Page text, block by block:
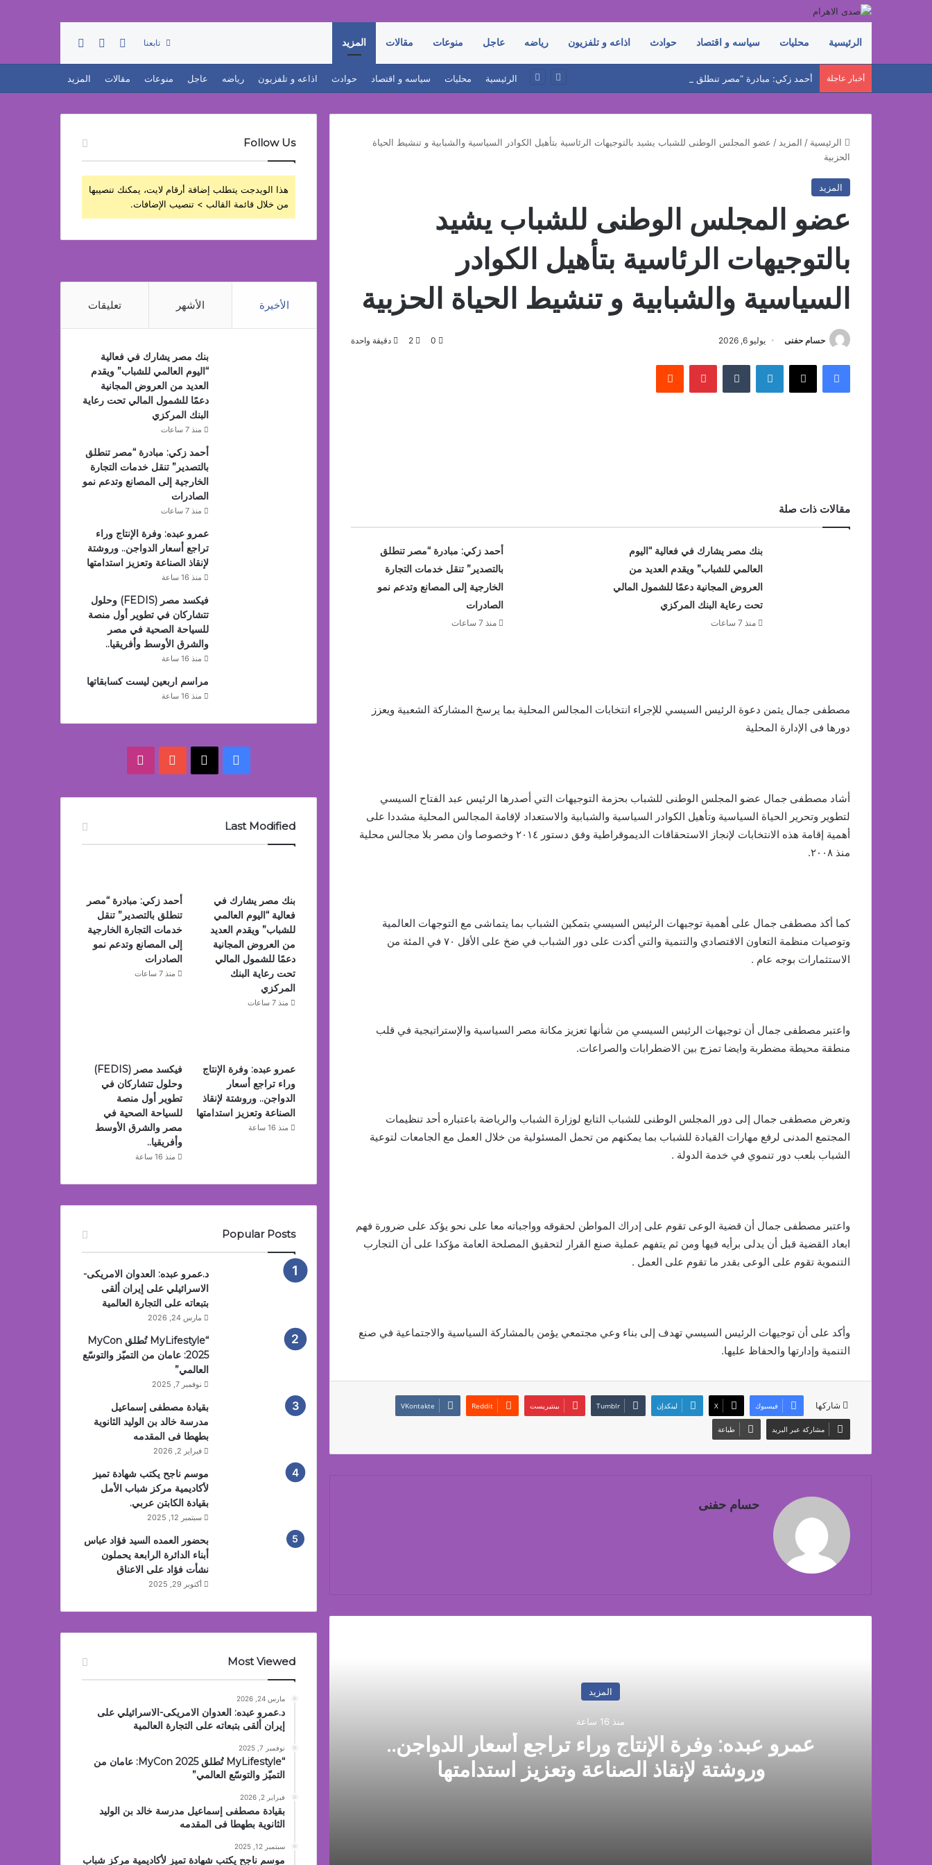
الرئيسية محليات سياسه و اقتصاد حوادث اذاعه و تلفزيون رياضه عاجل منوعات مقالات المزيد تابعنا تسجيل الدخول
إضافة عمود جانبي
أخبار عاجلة الرئيسية محليات سياسه و اقتصاد حوادث اذاعه و تلفزيون رياضه عاجل منوعات مقالات المزيد
الرئيسية / المزيد / عضو المجلس الوطنى للشباب يشيد بالتوجيهات الرئاسية بتأهيل الكوادر السياسية والشبابية و تنشيط الحياة
الحزبية
المزيد
عضو المجلس الوطنى للشباب يشيد
بالتوجيهات الرئاسية بتأهيل الكوادر
السياسية والشبابية و تنشيط الحياة الحزبية
حسام حفنى يوليو 6, 2026 0
2 دقيقة واحدة
فيسبوك ‫X لينكدإن بينتيريست
مقالات ذات صلة
بنك مصر يشارك في فعالية “اليوم
العالمي للشباب” ويقدم العديد من
العروض المجانية دعمًا للشمول المالي
تحت رعاية البنك المركزي
منذ 7 ساعات
أحمد زكي: مبادرة “مصر تنطلق
بالتصدير” تنقل خدمات التجارة
الخارجية إلى المصانع وتدعم نمو
الصادرات
منذ 7 ساعات
مصطفى جمال يثمن دعوة الرئيس السيسي للإجراء انتخابات المجالس المحلية بما يرسخ المشاركة الشعبية ويعزز
دورها فى الإدارة المحلية
أشاد مصطفى جمال عضو المجلس الوطنى للشباب بحزمة التوجيهات التي أصدرها الرئيس عبد الفتاح السيسي
لتطوير وتحرير الحياة السياسية وتأهيل الكوادر السياسية والشبابية والاستعداد لإقامة المجالس المحلية مشددا على
أهمية إقامة هذه الانتخابات لإنجاز الاستحقاقات الديموقراطية وفق دستور ٢٠١٤ وخصوصا وان مصر بلا مجالس محلية
منذ ٢٠٠٨.
كما أكد مصطفى جمال على أهمية توجيهات الرئيس السيسي بتمكين الشباب بما يتماشى مع التوجهات العالمية
وتوصيات منظمة التعاون الاقتصادي والتنمية والتي أكدت على دور الشباب في ضخ على الأقل ٧٠ في المئة من
الاستثمارات بوجه عام .
واعتبر مصطفى جمال أن توجيهات الرئيس السيسي من شأنها تعزيز مكانة مصر السياسية والإستراتيجية في قلب
منطقة محيطة مضطربة وايضا تمزج بين الاضطرابات والصراعات.
وتعرض مصطفى جمال إلى دور المجلس الوطنى للشباب التابع لوزارة الشباب والرياضة باعتباره أحد تنظيمات
المجتمع المدنى لرفع مهارات القيادة للشباب بما يمكنهم من تحمل المسئولية من خلال العمل مع الجامعات لتوعية
الشباب بلعب دور تنموي في خدمة الدولة .
واعتبر مصطفى جمال أن قضية الوعى تقوم على إدراك المواطن لحقوقه وواجباته معا على نحو يؤكد على ضرورة فهم
ابعاد القضية قبل أن يدلى برأيه فيها ومن ثم يتفهم عملية صنع القرار لتحقيق المصلحة العامة مؤكدا على أن التجارب
التنموية تقوم على الوعى بقدر ما تقوم على العمل .
وأكد على أن توجيهات الرئيس السيسي تهدف إلى بناء وعي مجتمعي يؤمن بالمشاركة السياسية والاجتماعية في صنع
التنمية وإدارتها والحفاظ عليها.
شاركها فيسبوك ‫X لينكدإن بينتيريست
مشاركة عبر البريد طباعة
حسام حفنى
المزيد
منذ 16 ساعة
عمرو عبده: وفرة الإنتاج وراء تراجع أسعار الدواجن..
وروشتة لإنقاذ الصناعة وتعزيز استدامتها
Follow Us
هذا الويدجت يتطلب إضافة أرقام لايت، يمكنك تنصيبها
من خلال قائمة القالب > تنصيب الإضافات.
الأخيرة الأشهر تعليقات
بنك مصر يشارك في فعالية
“اليوم العالمي للشباب” ويقدم
العديد من العروض المجانية
دعمًا للشمول المالي تحت رعاية
البنك المركزي
منذ 7 ساعات
أحمد زكي: مبادرة “مصر تنطلق
بالتصدير” تنقل خدمات التجارة
الخارجية إلى المصانع وتدعم نمو
الصادرات
منذ 7 ساعات
عمرو عبده: وفرة الإنتاج وراء
تراجع أسعار الدواجن.. وروشتة
لإنقاذ الصناعة وتعزيز استدامتها
منذ 16 ساعة
فيكسد مصر (FEDIS) وحلول
تتشاركان في تطوير أول منصة
للسياحة الصحية في مصر
والشرق الأوسط وأفريقيا..
منذ 16 ساعة
مراسم اربعين ليست كسابقاتها
منذ 16 ساعة
فيسبوك
‫X
‫YouTubeانستقرام
Last Modified
بنك مصر يشارك في
فعالية “اليوم العالمي
للشباب” ويقدم العديد
من العروض المجانية
دعمًا للشمول المالي
تحت رعاية البنك
المركزي
منذ 7 ساعات
أحمد زكي: مبادرة “مصر
تنطلق بالتصدير” تنقل
خدمات التجارة الخارجية
إلى المصانع وتدعم نمو
الصادرات
منذ 7 ساعات
عمرو عبده: وفرة الإنتاج
وراء تراجع أسعار
الدواجن.. وروشتة لإنقاذ
الصناعة وتعزيز استدامتها
منذ 16 ساعة
فيكسد مصر (FEDIS)
وحلول تتشاركان في
تطوير أول منصة
للسياحة الصحية في
مصر والشرق الأوسط
وأفريقيا..
منذ 16 ساعة
Popular Posts
د.عمرو عبده: العدوان الامريكى-
الاسرائيلي على إيران ألقى
بتبعاته على التجارة العالمية
مارس 24, 2026
“MyLifestyle تُطلق MyCon
2025: عامان من التميّز والتوسّع
العالمي”
نوفمبر 7, 2025
بقيادة مصطفى إسماعيل
مدرسة خالد بن الوليد الثانوية
بطهطا فى المقدمه
فبراير 2, 2026
موسم ناجح يكتب شهادة تميز
لأكاديمية مركز شباب الأمل
بقيادة الكابتن عربي.
سبتمبر 12, 2025
بحضور العمده السيد فؤاد عباس
أبناء الدائرة الرابعة يحملون
نشأت فؤاد على الاعناق
أكتوبر 29, 2025
Most Viewed
مارس 24, 2026
د.عمرو عبده: العدوان الامريكى-الاسرائيلي على
إيران ألقى بتبعاته على التجارة العالمية
نوفمبر 7, 2025
“MyLifestyle تُطلق MyCon 2025: عامان من
التميّز والتوسّع العالمي”
فبراير 2, 2026
بقيادة مصطفى إسماعيل مدرسة خالد بن الوليد
الثانوية بطهطا فى المقدمه
سبتمبر 12, 2025
موسم ناجح يكتب شهادة تميز لأكاديمية مركز شباب